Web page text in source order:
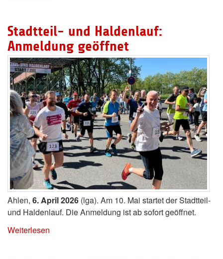
Stadtteil- und Haldenlauf:
Anmeldung geöffnet
Ahlen, 6. April 2026 (lga). Am 10. Mai startet der Stadtteil-
und Haldenlauf. Die Anmeldung ist ab sofort geöffnet.
Weiterlesen